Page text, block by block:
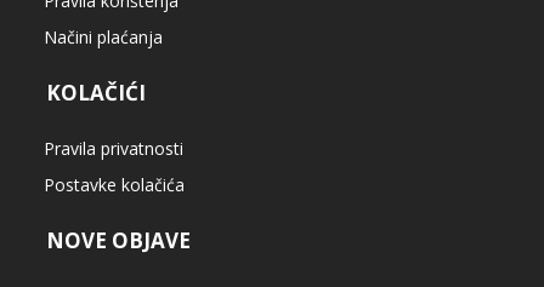
Načini plaćanja
KOLAČIĆI
Pravila privatnosti
Postavke kolačića
NOVE OBJAVE